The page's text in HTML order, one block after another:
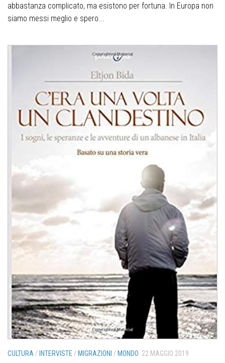
abbastanza complicato, ma esistono per fortuna. In Europa non
siamo messi meglio e spero...
CULTURA / INTERVISTE / MIGRAZIONI / MONDO 22 MAGGIO 2019